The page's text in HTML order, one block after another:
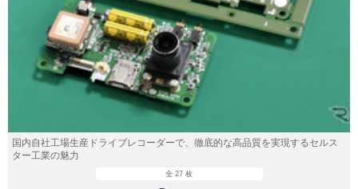
国内自社工場生産ドライブレコーダーで、徹底的な高品質を実現するセルス
ター工業の魅力
全 27 枚